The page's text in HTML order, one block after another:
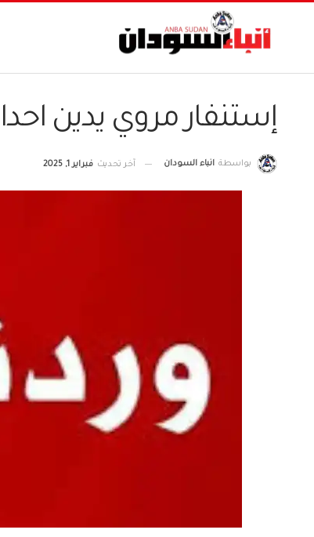
إستنفار مروي يدين
بواسطة انباء السودان آخر تحديث فبراير 1, 2025